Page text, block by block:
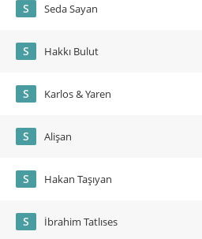
S Seda Sayan
S Hakkı Bulut
S Karlos & Yaren
S Alişan
S Hakan Taşıyan
S İbrahim Tatlıses